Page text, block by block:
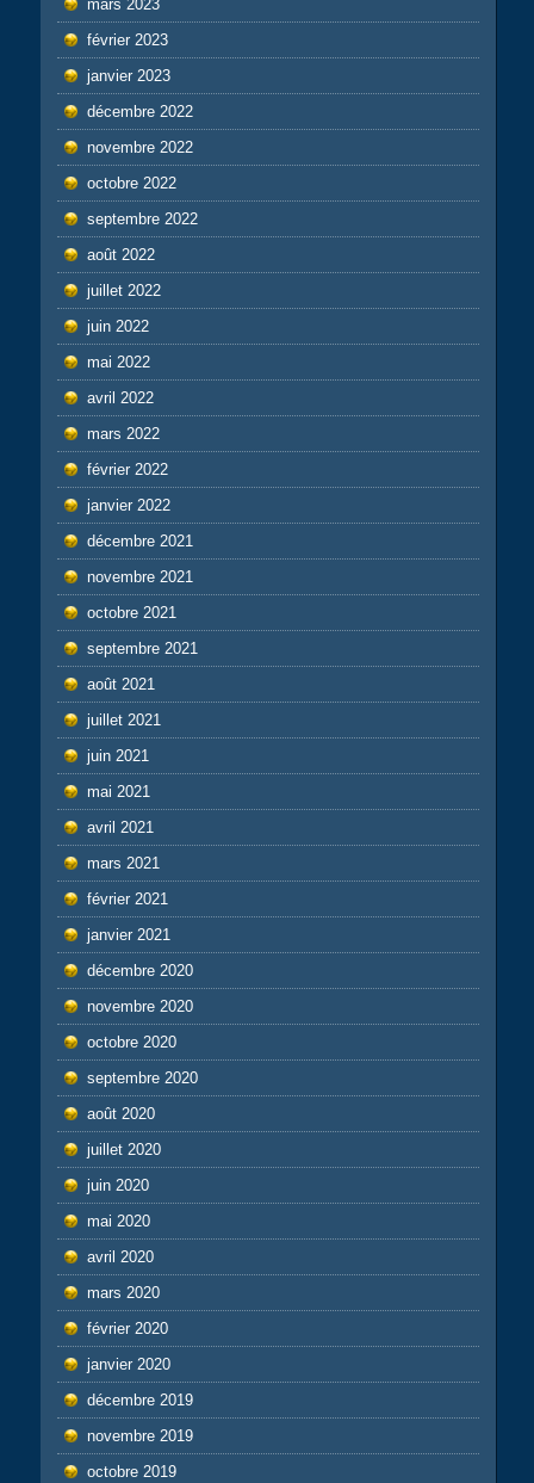
mars 2023
février 2023
janvier 2023
décembre 2022
novembre 2022
octobre 2022
septembre 2022
août 2022
juillet 2022
juin 2022
mai 2022
avril 2022
mars 2022
février 2022
janvier 2022
décembre 2021
novembre 2021
octobre 2021
septembre 2021
août 2021
juillet 2021
juin 2021
mai 2021
avril 2021
mars 2021
février 2021
janvier 2021
décembre 2020
novembre 2020
octobre 2020
septembre 2020
août 2020
juillet 2020
juin 2020
mai 2020
avril 2020
mars 2020
février 2020
janvier 2020
décembre 2019
novembre 2019
octobre 2019